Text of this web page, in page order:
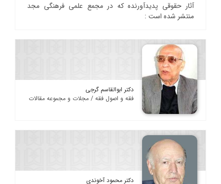
آثار حقوقی پدیدآورنده که در مجمع علمی فرهنگی مجد
منتشر شده است :
دکتر ابوالقاسم گرجی
فقه و اصول فقه / مجلات و مجموعه مقالات
دکتر محمود آخوندی